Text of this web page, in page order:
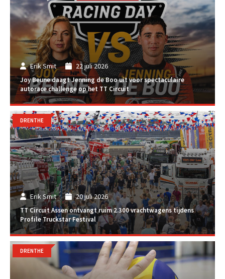
Erik Smit 22 juli 2026
Joy Beune daagt Jenning de Boo uit voor spectaculaire
autorace challenge op het TT Circuit
Erik Smit 20 juli 2026
TT Circuit Assen ontvangt ruim 2.300 vrachtwagens tijdens
Profile Truckstar Festival
DRENTHE
DRENTHE